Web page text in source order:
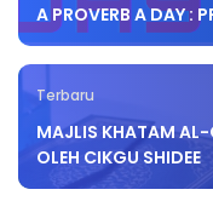
A PROVERB A DAY :
Terbaru
MAJLIS KHATAM
OLEH CIKGU SHIDEE